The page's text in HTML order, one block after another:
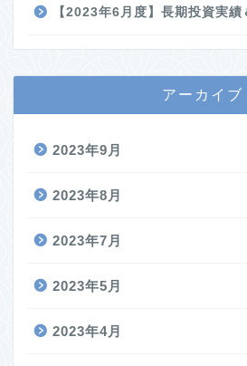
【2023年6月度】長期投資実績
アーカイブ
2023年9月
2023年8月
2023年7月
2023年5月
2023年4月